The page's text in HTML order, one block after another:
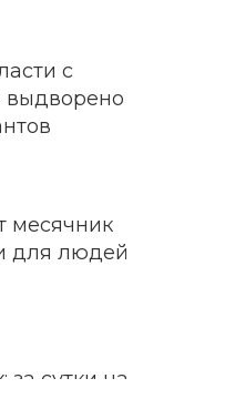
с
выдворено
месячник
для людей
сутки на